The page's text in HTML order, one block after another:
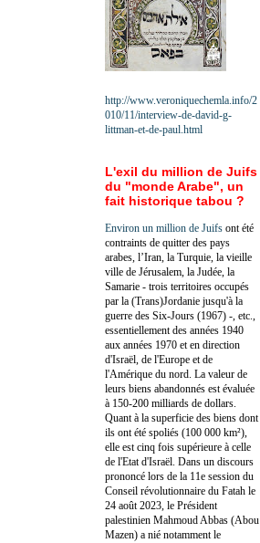
http://www.veroniquechemla.info/2
010/11/interview-de-david-g-
littman-et-de-paul.html
L'exil du million de Juifs
du "monde Arabe", un
fait historique tabou ?
Environ un million de Juifs ont été
contraints de quitter des pays
arabes, l’Iran, la Turquie, la vieille
ville de Jérusalem, la Judée, la
Samarie - trois territoires occupés
par la (Trans)Jordanie jusqu'à la
guerre des Six-Jours (1967) -, etc.,
essentiellement des années 1940
aux années 1970 et en direction
d'Israël, de l'Europe et de
l'Amérique du nord. La valeur de
leurs biens abandonnés est évaluée
à 150-200 milliards de dollars.
Quant à la superficie des biens dont
ils ont été spoliés (100 000 km²),
elle est cinq fois supérieure à celle
de l'Etat d'Israël. Dans un discours
prononcé lors de la 11e session du
Conseil révolutionnaire du Fatah le
24 août 2023, le Président
palestinien Mahmoud Abbas (Abou
Mazen) a nié notamment le